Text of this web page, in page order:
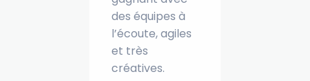
des équipes à
l’écoute, agiles
et très
créatives.